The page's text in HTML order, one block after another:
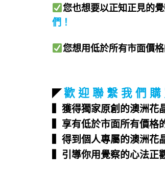
您也想要以正知正見的
們 ！
您想用低於所有市面價
◤歡 迎 聯 繫 我 們 購
▍獲得獨家原創的澳洲花
▍享有低於市面所有價格
▍得到個人專屬的澳洲花
▍引導你用覺察的心法正